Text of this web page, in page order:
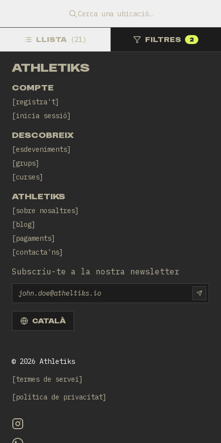
Cerca una ubicació…
LLISTA (21) FILTRES 2
ATHLETIKS
COMPTE
registra't
inicia sessió
DESCOBREIX
esdeveniments
grups
curses
ATHLETIKS
sobre nosaltres
blog
pagaments
contacta'ns
Subscriu-te a la nostra newsletter
Email
CATALÀ
© 2026 Athletiks
termes de servei
política de privacitat